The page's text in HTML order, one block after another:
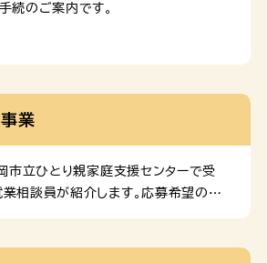
続のご案内です。
業
市立ひとり親家庭支援センターで受
相談員が紹介します。応募希望の方